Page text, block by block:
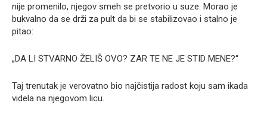
nije promenilo, njegov smeh se pretvorio u suze. Morao je
bukvalno da se drži za pult da bi se stabilizovao i stalno je
pitao:
„DA LI STVARNO ŽELIŠ OVO? ZAR TE NE JE STID MENE?“
Taj trenutak je verovatno bio najčistija radost koju sam ikada
videla na njegovom licu.